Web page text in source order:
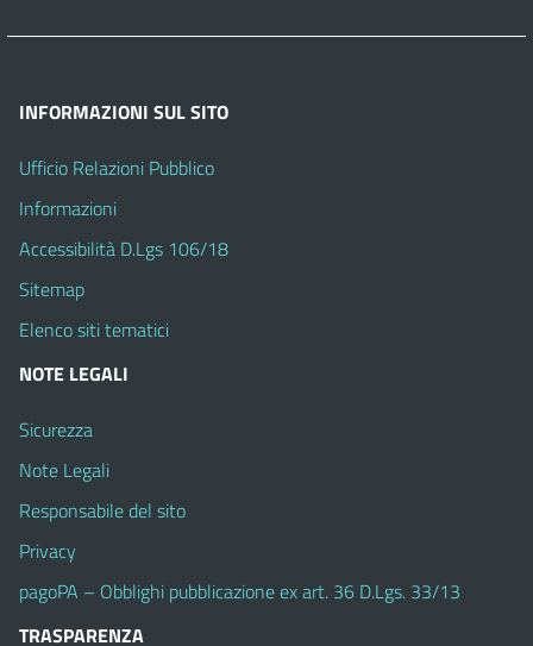
INFORMAZIONI SUL SITO
Ufficio Relazioni Pubblico
Informazioni
Accessibilità D.Lgs 106/18
Sitemap
Elenco siti tematici
NOTE LEGALI
Sicurezza
Note Legali
Responsabile del sito
Privacy
pagoPA – Obblighi pubblicazione ex art. 36 D.Lgs. 33/13
TRASPARENZA